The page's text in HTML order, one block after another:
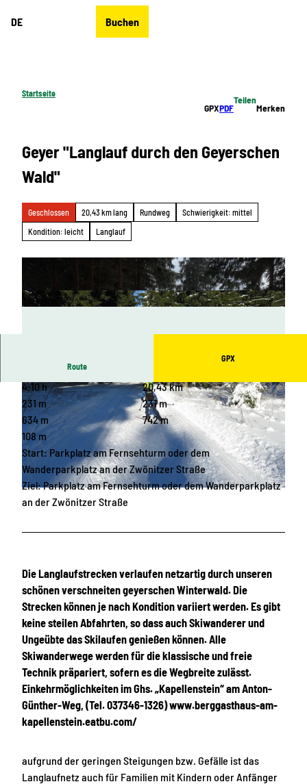
DE Buchen
Startseite
GPXPDF
Teilen
Merken
Geyer "Langlauf durch den Geyerschen
Wald"
Geschlossen 20,43 km lang Rundweg
Schwierigkeit: mittel
Kondition: leicht
Langlauf
© Michael Erler, Touristinformation Geyer
© Stadt Geyer |
Route
GPX
4:10 h
20,43 km
231 m
231 m
634 m
742 m
108 m
Start: Parkplatz am Fernsehturm oder dem
Wanderparkplatz an der Zwönitzer Straße
Ziel: Parkplatz am Fernsehturm oder dem Wanderparkplatz
an der Zwönitzer Straße
Die Langlaufstrecken verlaufen netzartig durch unseren
schönen verschneiten geyerschen Winterwald. Die
Strecken können je nach Kondition variiert werden. Es gibt
keine steilen Abfahrten, so dass auch Skiwanderer und
Ungeübte das Skilaufen genießen können. Alle
Skiwanderwege werden für die klassische und freie
Technik präpariert, sofern es die Wegbreite zulässt.
Einkehrmöglichkeiten im Ghs. „Kapellenstein“ am Anton-
Günther-Weg, (Tel. 037346-1326) www.berggasthaus-am-
kapellenstein.eatbu.com/
aufgrund der geringen Steigungen bzw. Gefälle ist das
Langlaufnetz auch für Familien mit Kindern oder Anfänger